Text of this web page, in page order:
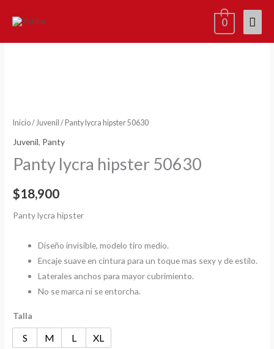
0
Inicio/Juvenil / Panty lycra hipster 50630
Juvenil, Panty
Panty lycra hipster 50630
$18,900
Panty lycra hipster
Diseño invisible, modelo tiro medio.
Encaje suave en cintura para un toque mas sexy y de estilo.
Laterales anchos para mayor cubrimiento.
No se marca ni se entorcha.
Talla
S M L XL
Panty